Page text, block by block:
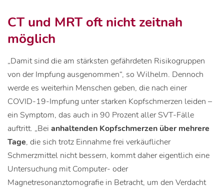
CT und MRT oft nicht zeitnah
möglich
„Damit sind die am stärksten gefährdeten Risikogruppen
von der Impfung ausgenommen“, so Wilhelm. Dennoch
werde es weiterhin Menschen geben, die nach einer
COVID-19-Impfung unter starken Kopfschmerzen leiden –
ein Symptom, das auch in 90 Prozent aller SVT-Fälle
auftritt. „Bei anhaltenden Kopfschmerzen über mehrere
Tage, die sich trotz Einnahme frei verkäuflicher
Schmerzmittel nicht bessern, kommt daher eigentlich eine
Untersuchung mit Computer- oder
Magnetresonanztomografie in Betracht, um den Verdacht